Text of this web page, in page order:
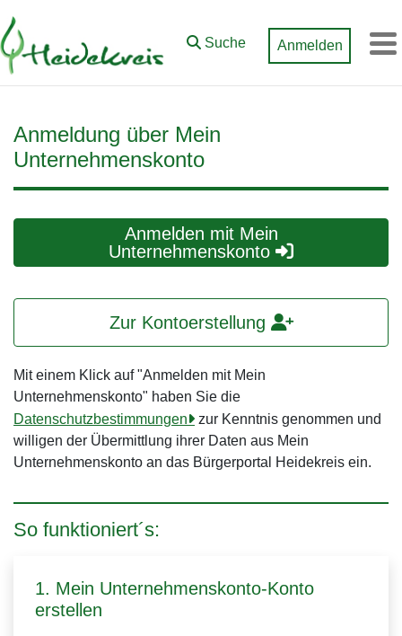
Zum Hauptinhalt springen
Suche Anmelden
Anmeldung über Mein
Unternehmenskonto
Anmelden mit Mein
Unternehmenskonto
Zur Kontoerstellung
Mit einem Klick auf "Anmelden mit Mein
Unternehmenskonto" haben Sie die
Datenschutzbestimmungen
zur Kenntnis genommen und
willigen der Übermittlung ihrer Daten aus Mein
Unternehmenskonto an das Bürgerportal Heidekreis ein.
So funktioniert´s:
1. Mein Unternehmenskonto-Konto
erstellen